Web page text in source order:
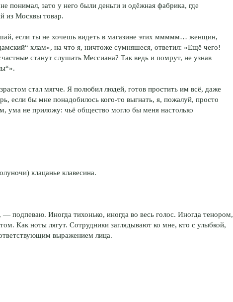
понимал, зато у него были деньги и одёжная фабрика, где
из Москвы товар.
если ты не хочешь видеть в магазине этих ммммм… женщин,
хлам», на что я, ничтоже сумняшеся, ответил: «Ещё чего!
станут слушать Мессиана? Так ведь и помрут, не узнав
стал мягче. Я полюбил людей, готов простить им всё, даже
если бы мне понадобилось кого-то выгнать, я, пожалуй, просто
ума не приложу: чьё общество могло бы меня настолько
клацанье клавесина.
подпеваю. Иногда тихонько, иногда во весь голос. Иногда тенором,
Как ноты лягут. Сотрудники заглядывают ко мне, кто с улыбкой,
выражением лица.